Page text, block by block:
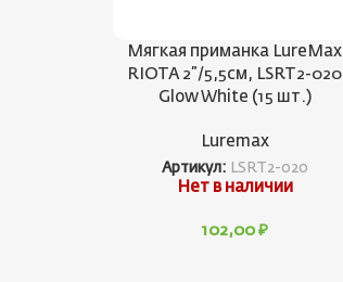
Мягкая приманка LureMax
RIOTA 2”/5,5см, LSRT2-020
Glow White (15 шт.)
Luremax
Артикул: LSRT2-020
Нет в наличии
102,00 ₽